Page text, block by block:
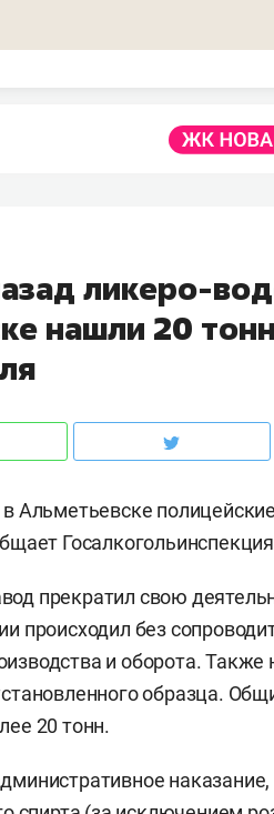
ликеро-
нашли 20 тонн
Альметьевске
прекратил свою
происходил без
и оборота. Также
образца.
20 тонн.